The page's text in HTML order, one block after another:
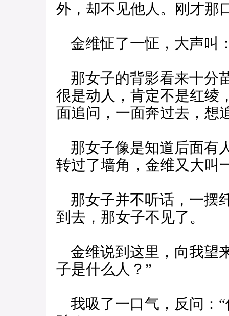
外，却不见他人。刚才那
金维怔了一怔，大声叫
那女子的背影看来十分
很是动人，肯定不是红绫
面追问，一面奔过去，想
那女子像是知道后面有
转过了墙角，金维又大叫
那女子并不听话，一摆
到去，那女子不见了。
金维说到这里，向我望
子是什么人？”
我吸了一口气，反问：